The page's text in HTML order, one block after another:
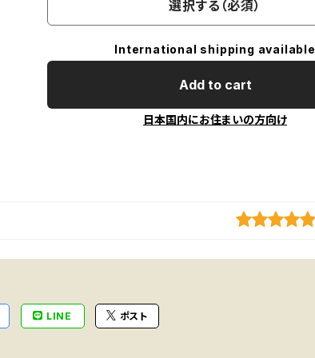
選択する（必須）
International shipping available
Add to cart
日本国内にお住まいの方向け
LINE ポスト